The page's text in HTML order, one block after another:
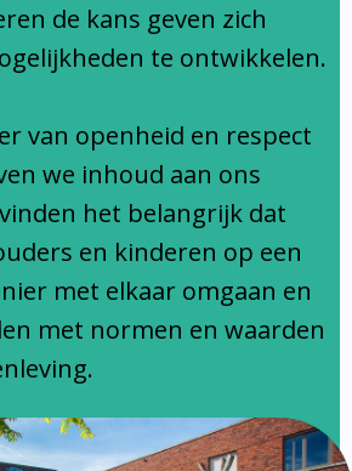
de kans geven zich
te ontwikkelen.
van openheid en respect
we inhoud aan ons
het belangrijk dat
en kinderen op een
met elkaar omgaan en
met normen en waarden